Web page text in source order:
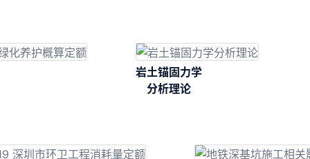
岩土锚固力学
分析理论